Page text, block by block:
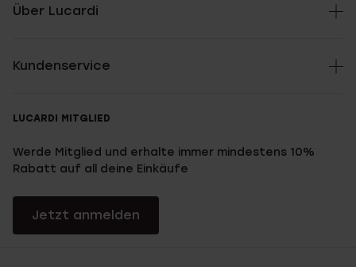
Über Lucardi
Kundenservice
LUCARDI MITGLIED
Werde Mitglied und erhalte immer mindestens 10%
Rabatt auf all deine Einkäufe
Jetzt anmelden